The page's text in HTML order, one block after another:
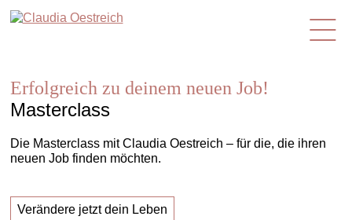
de
Erfolgreich zu deinem neuen Job!
Masterclass
Die Masterclass mit Claudia Oestreich – für die, die ihren
neuen Job finden möchten.
Verändere jetzt dein Leben